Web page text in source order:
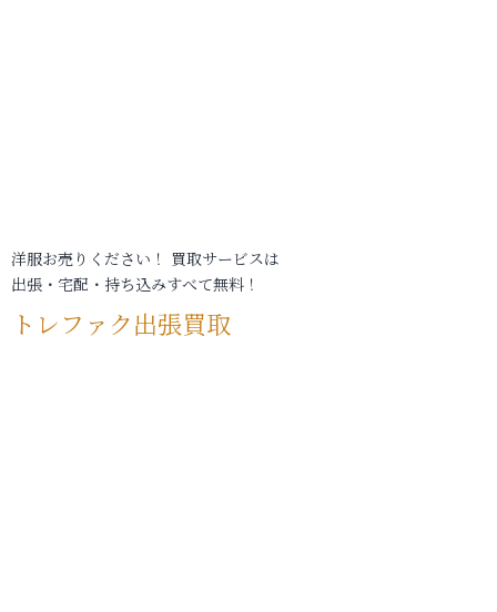
洋服お売りください！ 買取サービスは
出張・宅配・持ち込みすべて無料！
トレファク出張買取